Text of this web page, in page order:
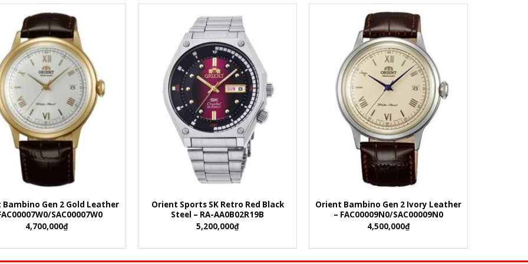
Gen 2 Gold Leather
SAC00007W0
4,700,000₫
Orient Sports SK Retro Red Black
Steel – RA-AA0B02R19B
5,200,000₫
Orient Bambino Gen 2 Ivory Leather
– FAC00009N0/SAC00009N0
4,500,000₫